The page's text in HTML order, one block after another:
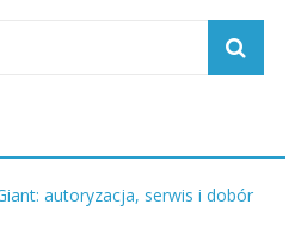
autoryzacja, serwis i dobór